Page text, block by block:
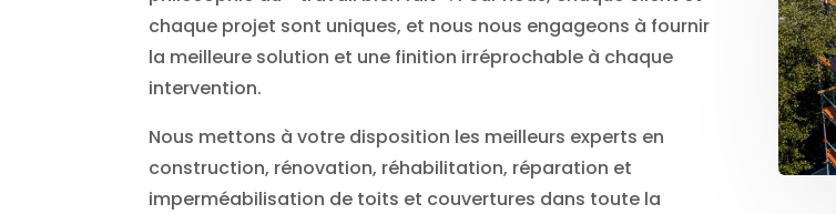
chaque projet sont uniques, et nous nous engageons à fournir
la meilleure solution et une finition irréprochable à chaque
intervention.
Nous mettons à votre disposition les meilleurs experts en
construction, rénovation, réhabilitation, réparation et
imperméabilisation de toits et couvertures dans toute la